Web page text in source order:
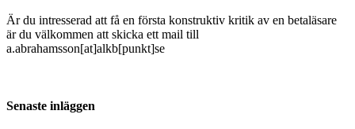
Är du intresserad att få en första konstruktiv kritik av en betaläsare
är du välkommen att skicka ett mail till
a.abrahamsson[at]alkb[punkt]se
Senaste inläggen